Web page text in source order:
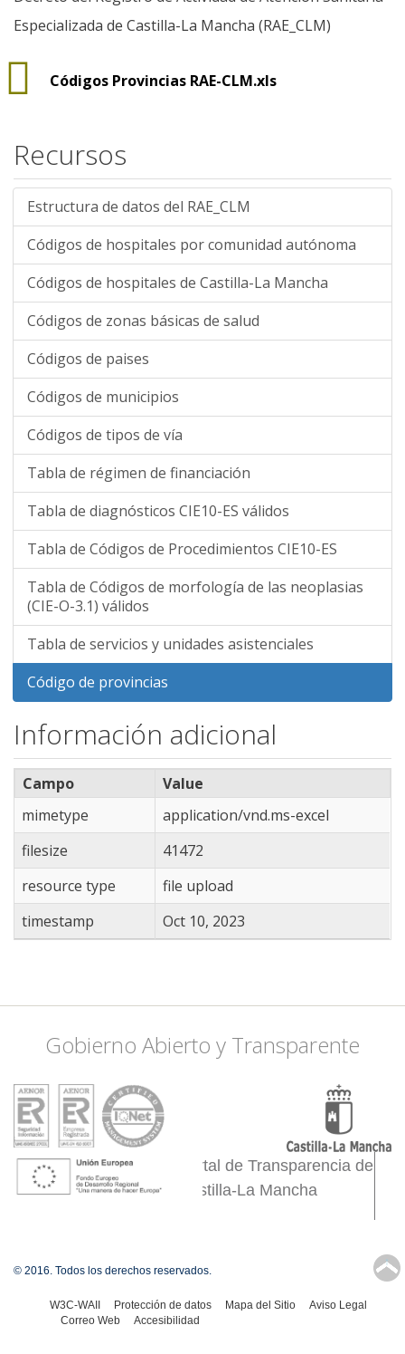
Especializada de Castilla-La Mancha (RAE_CLM)
Códigos Provincias RAE-CLM.xls
Recursos
Estructura de datos del RAE_CLM
Códigos de hospitales por comunidad autónoma
Códigos de hospitales de Castilla-La Mancha
Códigos de zonas básicas de salud
Códigos de paises
Códigos de municipios
Códigos de tipos de vía
Tabla de régimen de financiación
Tabla de diagnósticos CIE10-ES válidos
Tabla de Códigos de Procedimientos CIE10-ES
Tabla de Códigos de morfología de las neoplasias
(CIE-O-3.1) válidos
Tabla de servicios y unidades asistenciales
Código de provincias
Información adicional
Campo
Value
mimetype
application/vnd.ms-excel
filesize
41472
resource type
file upload
timestamp
Oct 10, 2023
Gobierno Abierto y Transparente
Portal de Transparencia de
Castilla-La Mancha
↑
© 2016. Todos los derechos reservados.
W3C-WAII Protección de datos Mapa del Sitio
Aviso Legal
Correo Web
Accesibilidad